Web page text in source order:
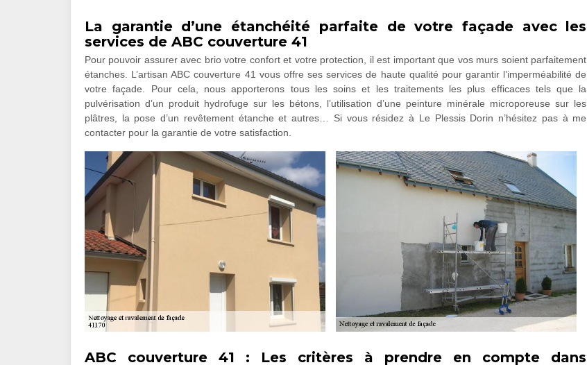
La garantie d’une étanchéité parfaite de votre façade avec les
services de ABC couverture 41
Pour pouvoir assurer avec brio votre confort et votre protection, il est important que vos murs soient parfaitement
étanches. L’artisan ABC couverture 41 vous offre ses services de haute qualité pour garantir l’imperméabilité de
votre façade. Pour cela, nous apporterons tous les soins et les traitements les plus efficaces tels que la
pulvérisation d’un produit hydrofuge sur les bétons, l’utilisation d’une peinture minérale microporeuse sur les
plâtres, la pose d’un revêtement étanche et autres… Si vous résidez à Le Plessis Dorin n’hésitez pas à me
contacter pour la garantie de votre satisfaction.
ABC couverture 41 : Les critères à prendre en compte dans